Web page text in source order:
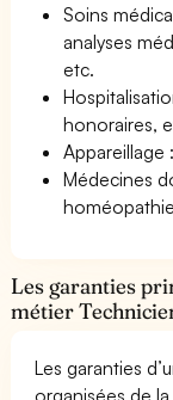
Soins
analyses
etc.
honoraires,
Appareillage
Médecines
Les garanties
métier
Les garanties
organisées de